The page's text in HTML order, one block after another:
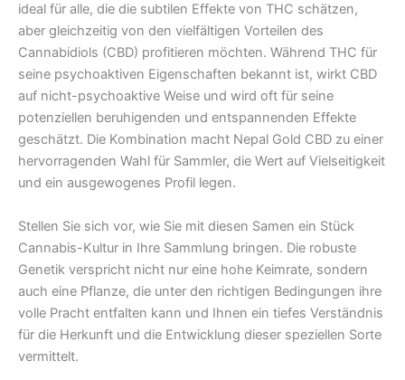
ideal für alle, die die subtilen Effekte von THC schätzen,
aber gleichzeitig von den vielfältigen Vorteilen des
Cannabidiols (CBD) profitieren möchten. Während THC für
seine psychoaktiven Eigenschaften bekannt ist, wirkt CBD
auf nicht-psychoaktive Weise und wird oft für seine
potenziellen beruhigenden und entspannenden Effekte
geschätzt. Die Kombination macht Nepal Gold CBD zu einer
hervorragenden Wahl für Sammler, die Wert auf Vielseitigkeit
und ein ausgewogenes Profil legen.
Stellen Sie sich vor, wie Sie mit diesen Samen ein Stück
Cannabis-Kultur in Ihre Sammlung bringen. Die robuste
Genetik verspricht nicht nur eine hohe Keimrate, sondern
auch eine Pflanze, die unter den richtigen Bedingungen ihre
volle Pracht entfalten kann und Ihnen ein tiefes Verständnis
für die Herkunft und die Entwicklung dieser speziellen Sorte
vermittelt.